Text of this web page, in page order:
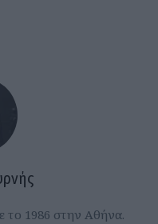
το 1986 στην Αθήνα.